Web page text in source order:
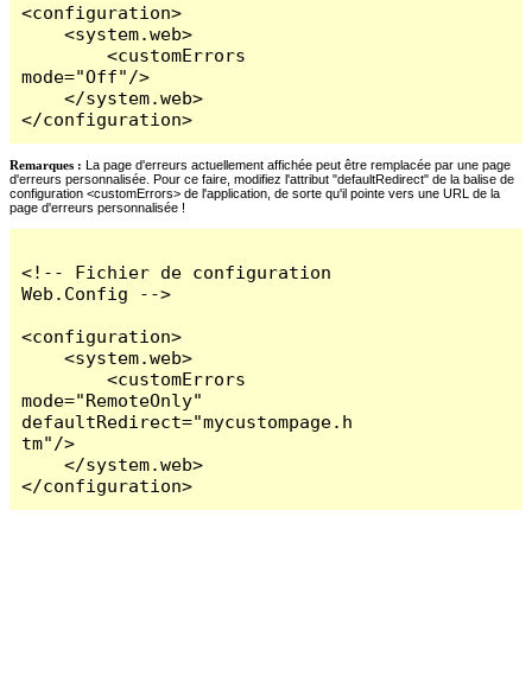
<configuration>
    <system.web>
        <customErrors
mode="Off"/>
    </system.web>
</configuration>
Remarques : La page d'erreurs actuellement affichée peut être remplacée par une page
d'erreurs personnalisée. Pour ce faire, modifiez l'attribut "defaultRedirect" de la balise de
configuration <customErrors> de l'application, de sorte qu'il pointe vers une URL de la
page d'erreurs personnalisée !
<!-- Fichier de configuration
Web.Config -->
<configuration>
    <system.web>
        <customErrors
mode="RemoteOnly"
defaultRedirect="mycustompage.h
tm"/>
    </system.web>
</configuration>